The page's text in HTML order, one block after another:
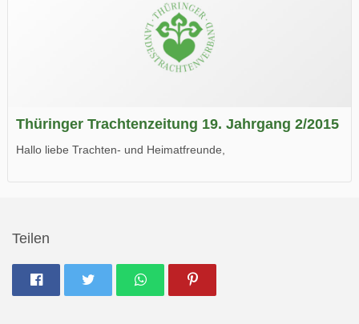
Thüringer Trachtenzeitung 19. Jahrgang 2/2015
Hallo liebe Trachten- und Heimatfreunde,
Teilen